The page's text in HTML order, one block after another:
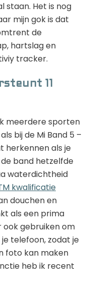
staan. Het is nog
mijn gok is dat
de
hartslag en
tracker.
11
meerdere sporten
bij de Mi Band 5 –
herkennen als je
band hetzelfde
waterdichtheid
kwalificatie
douchen en
als een prima
gebruiken om
telefoon, zodat je
foto kan maken
heb ik recent